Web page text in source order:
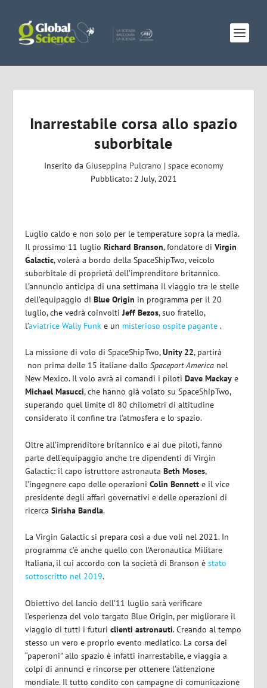
Inarrestabile corsa allo spazio
suborbitale
Inserito da Giuseppina Pulcrano | space economy
Pubblicato: 2 July, 2021
Luglio caldo e non solo per le temperature sopra la media.
Il prossimo 11 luglioRichard Branson, fondatore diVirgin
Galactic, volerà a bordo della SpaceShipTwo, veicolo
suborbitale di proprietà dell’imprenditore britannico.
L’annuncio anticipa di una settimana il viaggio tra le stelle
dell’equipaggio diBlue Origin in programma per il 20
luglio, che vedrà coinvoltiJeff Bezos, suo fratello,
l’aviatrice Wally Funk e un misterioso ospite pagante .
La missione di volo di SpaceShipTwo,Unity 22, partirà
non prima delle 15 italiane dalloSpaceport America nel
New Mexico. Il volo avrà ai comandi i pilotiDave Mackay e
Michael Masucci, che hanno già volato su SpaceShipTwo,
superando quel limite di 80 chilometri di altitudine
considerato il confine tra l’atmosfera e lo spazio.
Oltre all’imprenditore britannico e ai due piloti, fanno
parte dell’equipaggio anche tre dipendenti di Virgin
Galactic: il capo istruttore astronautaBeth Moses,
l’ingegnere capo delle operazioniColin Bennett e il vice
presidente degli affari governativi e delle operazioni di
ricercaSirisha Bandla.
La Virgin Galactic si prepara così a due voli nel 2021. In
programma c’è anche quello con l’Aeronautica Militare
Italiana, il cui accordo con la società di Branson èstato
sottoscritto nel 2019.
Obiettivo del lancio dell’11 luglio sarà verificare
l’esperienza del volo targato Blue Origin, per migliorare il
viaggio di tutti i futuriclienti astronauti. Creando al tempo
stesso un vero e proprio evento mediatico. La corsa dei
“paperoni” allo spazio è infatti inarrestabile, e viaggia a
colpi di annunci e rincorse per ottenere l’attenzione
mondiale. Il tutto condito con campagne di comunicazione